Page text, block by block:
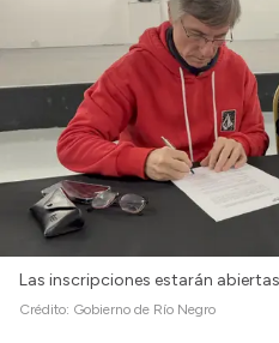
Las inscripciones estarán
Crédito: Gobierno de Río Negro